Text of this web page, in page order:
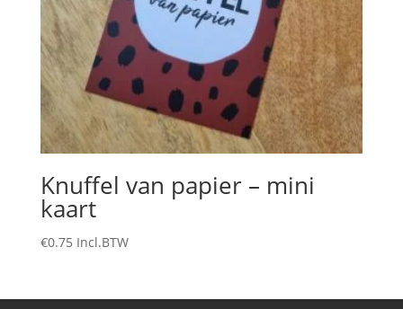
Knuffel van papier – mini
kaart
€0.75 Incl.BTW